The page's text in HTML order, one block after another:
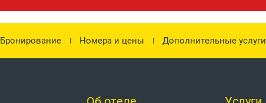
Бронирование Номера и цены Дополнительные услуги